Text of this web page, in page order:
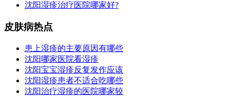
沈阳湿疹治疗医院哪家好?
皮肤病热点
患上湿疹的主要原因有哪些
沈阳哪家医院看湿疹
沈阳宝宝湿疹反复发作应该
沈阳湿疹患者不适合吃哪些
沈阳治疗湿疹的医院哪家较